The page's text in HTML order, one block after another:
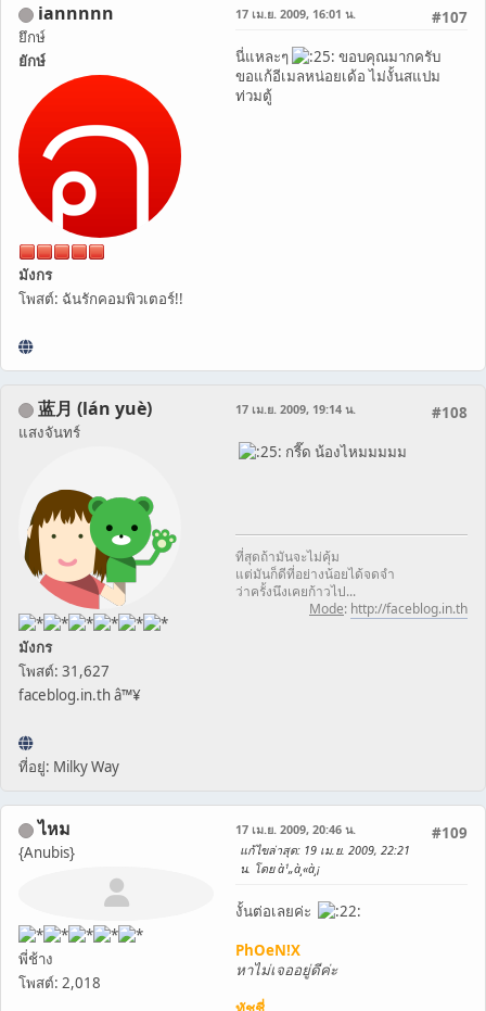
iannnnn
ยึกษ์
ยักษ์
มังกร
โพสต์: ฉันรักคอมพิวเตอร์!!
#107
17 เม.ย. 2009, 16:01 น.
นี่แหละๆ
ขอบคุณมากครับ
ขอแก้อีเมลหน่อยเด้อ ไม่งั้นสแปม
ท่วมตู้
蓝月 (lán yuè)
แสงจันทร์
มังกร
โพสต์: 31,627
faceblog.in.th â™¥
ที่อยู่: Milky Way
#108
17 เม.ย. 2009, 19:14 น.
กรี๊ด น้องไหมมมมม
ที่สุดถ้ามันจะไม่คุ้ม
แต่มันก็ดีที่อย่างน้อยได้จดจำ
ว่าครั้งนึงเคยก้าวไป...
Mode: http://faceblog.in.th
ไหม
{Anubis}
พี่ช้าง
โพสต์: 2,018
#109
17 เม.ย. 2009, 20:46 น.
แก้ไขล่าสุด: 19 เม.ย. 2009, 22:21
น. โดย à¹„à¸«à¸¡
งั้นต่อเลยค่ะ
PhOeN!X
หาไม่เจออยู่ดีค่ะ